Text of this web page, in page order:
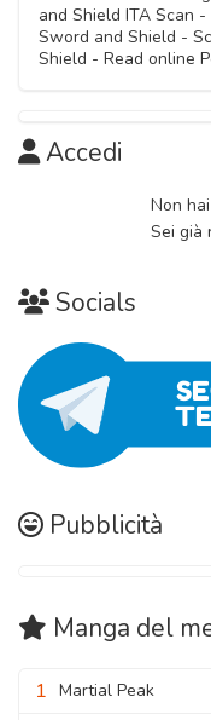
and Shield ITA Scan -
Sword and Shield -
Shield - Read online
Accedi
Non
Sei già
Socials
Pubblicità
Manga del
1 Martial Peak